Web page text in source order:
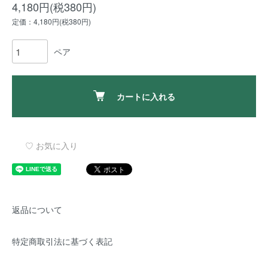
4,180円(税380円)
定価：4,180円(税380円)
ペア
カートに入れる
♡ お気に入り
返品について
特定商取引法に基づく表記